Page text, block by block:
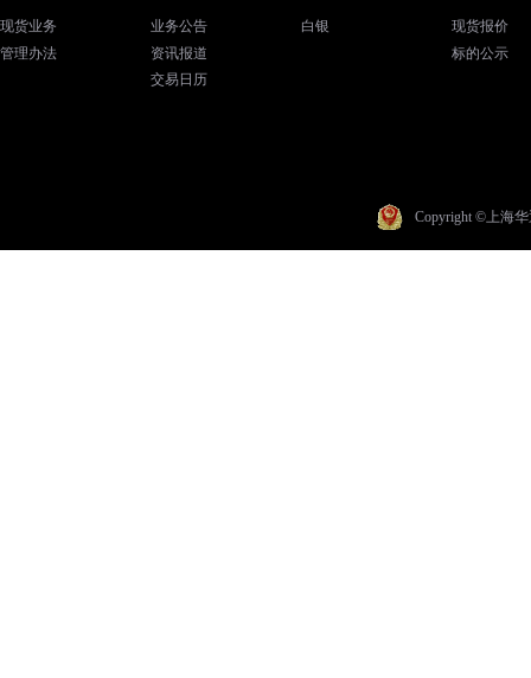
现货业务
管理办法
业务公告
资讯报道
交易日历
白银
现货报价
标的公示
Copyright ©上海